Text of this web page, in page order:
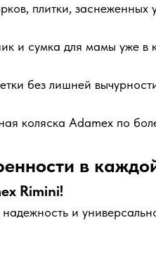
плитки, заснеженных
и сумка для мамы уже в
без лишней
коляска Adamex по
в
Rimini!
и